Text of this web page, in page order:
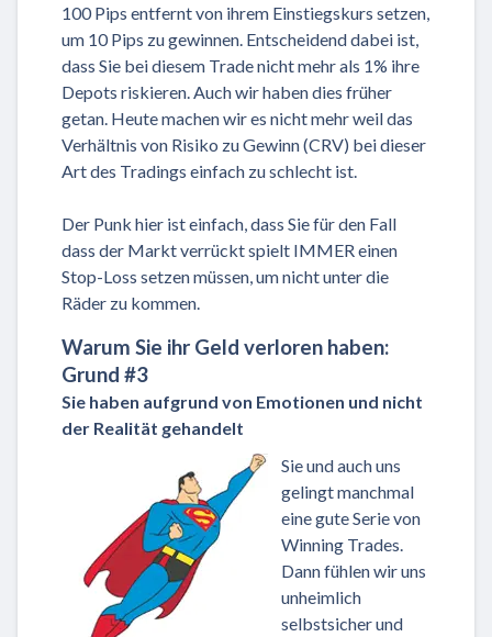
100 Pips entfernt von ihrem Einstiegskurs setzen,
um 10 Pips zu gewinnen. Entscheidend dabei ist,
dass Sie bei diesem Trade nicht mehr als 1% ihre
Depots riskieren. Auch wir haben dies früher
getan. Heute machen wir es nicht mehr weil das
Verhältnis von Risiko zu Gewinn (CRV) bei dieser
Art des Tradings einfach zu schlecht ist.
Der Punk hier ist einfach, dass Sie für den Fall
dass der Markt verrückt spielt IMMER einen
Stop-Loss setzen müssen, um nicht unter die
Räder zu kommen.
Warum Sie ihr Geld verloren haben:
Grund #3
Sie haben aufgrund von Emotionen und nicht
der Realität gehandelt
Sie und auch uns
gelingt manchmal
eine gute Serie von
Winning Trades.
Dann fühlen wir uns
unheimlich
selbstsicher und